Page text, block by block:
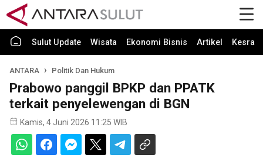
Sulut Update Wisata Ekonomi Bisnis Artikel Kesra
ANTARA Politik Dan Hukum
Prabowo panggil BPKP dan PPATK
terkait penyelewengan di BGN
Kamis, 4 Juni 2026 11:25 WIB